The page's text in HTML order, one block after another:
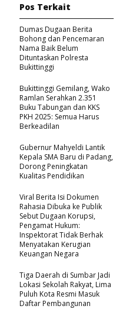
Pos Terkait
Dumas Dugaan Berita
Bohong dan Pencemaran
Nama Baik Belum
Dituntaskan Polresta
Bukittinggi
Bukittinggi Gemilang, Wako
Ramlan Serahkan 2.351
Buku Tabungan dan KKS
PKH 2025: Semua Harus
Berkeadilan
Gubernur Mahyeldi Lantik
Kepala SMA Baru di Padang,
Dorong Peningkatan
Kualitas Pendidikan
Viral Berita Isi Dokumen
Rahasia Dibuka ke Publik
Sebut Dugaan Korupsi,
Pengamat Hukum:
Inspektorat Tidak Berhak
Menyatakan Kerugian
Keuangan Negara
Tiga Daerah di Sumbar Jadi
Lokasi Sekolah Rakyat, Lima
Puluh Kota Resmi Masuk
Daftar Pembangunan